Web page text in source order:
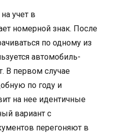
учет в
номерной знак. После
по одному из
автомобиль-
В первом случае
по году и
на нее идентичные
вариант с
перегоняют в